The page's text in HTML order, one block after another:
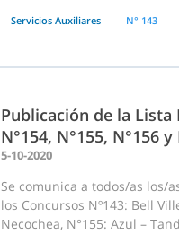
Servicios Auxiliares N° 143
Publicación de la Lista
N°154, N°155, N°156 y
5-10-2020
Se comunica a todos/as los/
los Concursos Nº143: Bell
Necochea, N°155: Azul –